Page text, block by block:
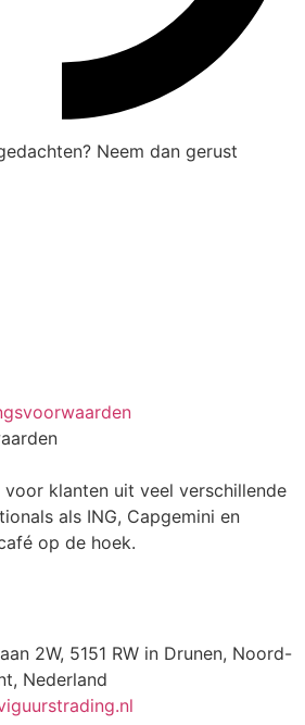
Neem dan gerust
klanten uit veel verschillende
als ING, Capgemini en
op de hoek.
2W, 5151 RW in Drunen, Noord-
Nederland